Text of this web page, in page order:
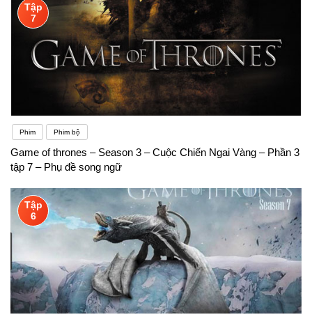
Tập
7
Phim Phim bộ
Game of thrones – Season 3 – Cuộc Chiến Ngai Vàng – Phần 3
tập 7 – Phụ đề song ngữ
Tập
6